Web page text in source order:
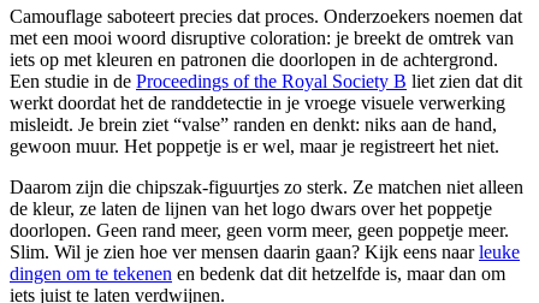
Camouflage saboteert precies dat proces. Onderzoekers noemen dat
met een mooi woord disruptive coloration: je breekt de omtrek van
iets op met kleuren en patronen die doorlopen in de achtergrond.
Een studie in de Proceedings of the Royal Society B liet zien dat dit
werkt doordat het de randdetectie in je vroege visuele verwerking
misleidt. Je brein ziet “valse” randen en denkt: niks aan de hand,
gewoon muur. Het poppetje is er wel, maar je registreert het niet.
Daarom zijn die chipszak-figuurtjes zo sterk. Ze matchen niet alleen
de kleur, ze laten de lijnen van het logo dwars over het poppetje
doorlopen. Geen rand meer, geen vorm meer, geen poppetje meer.
Slim. Wil je zien hoe ver mensen daarin gaan? Kijk eens naarleuke
dingen om te tekenen en bedenk dat dit hetzelfde is, maar dan om
iets juist te laten verdwijnen.